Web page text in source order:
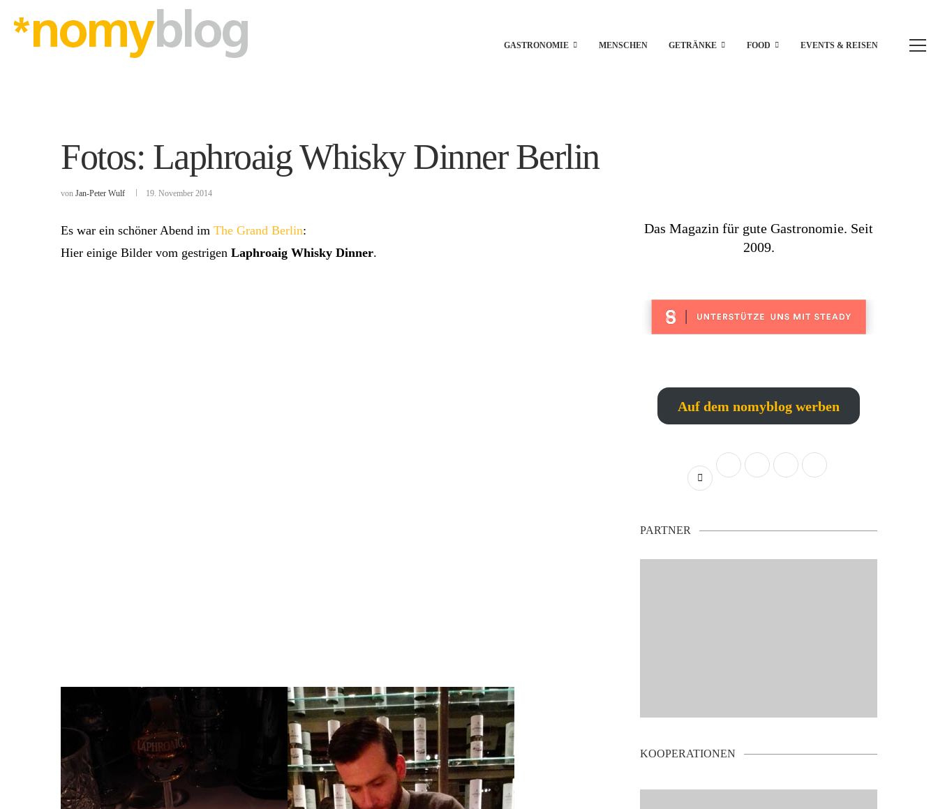
GASTRONOMIE MENSCHEN GETRÄNKE FOOD EVENTS & REISEN
Fotos: Laphroaig Whisky Dinner Berlin
von Jan-Peter Wulf 19. November 2014
Es war ein schöner Abend im The Grand Berlin:
Hier einige Bilder vom gestrigen Laphroaig Whisky Dinner.
Das Magazin für gute Gastronomie. Seit
2009.
Auf dem nomyblog werben
PARTNER
KOOPERATIONEN